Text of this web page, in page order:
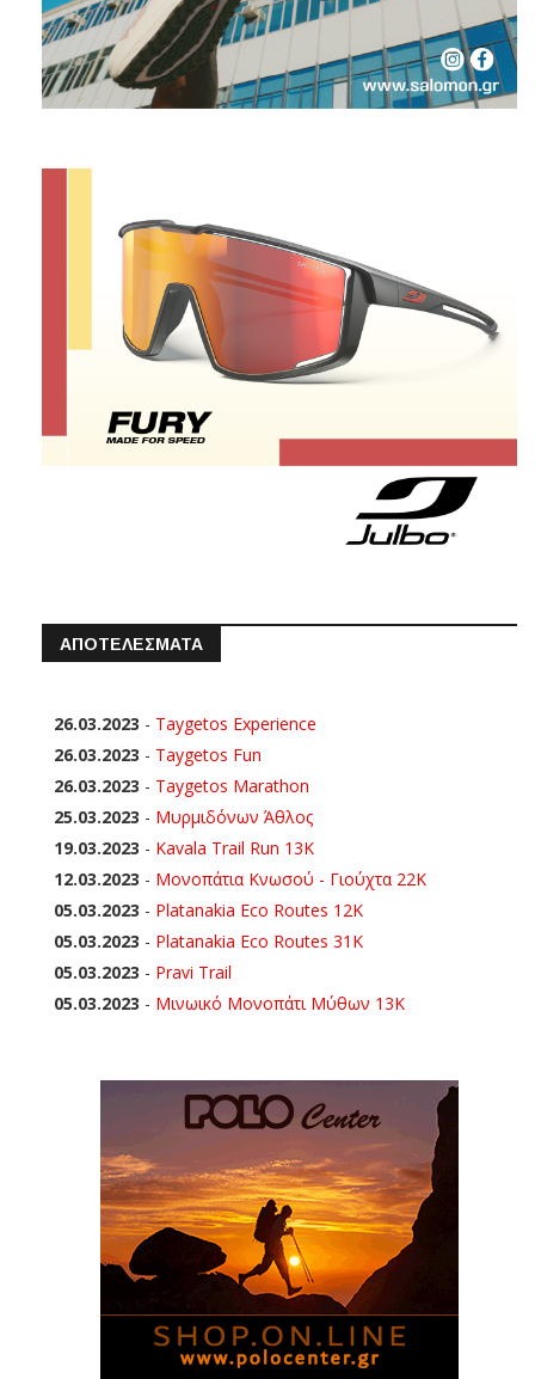
ΑΠΟΤΕΛΕΣΜΑΤΑ
26.03.2023 - Taygetos Experience
26.03.2023 - Taygetos Fun
26.03.2023 - Taygetos Marathon
25.03.2023 - Μυρμιδόνων Άθλος
19.03.2023 - Kavala Trail Run 13K
12.03.2023 - Μονοπάτια Κνωσού - Γιούχτα 22Κ
05.03.2023 - Platanakia Eco Routes 12K
05.03.2023 - Platanakia Eco Routes 31K
05.03.2023 - Pravi Trail
05.03.2023 - Μινωικό Μονοπάτι Μύθων 13Κ